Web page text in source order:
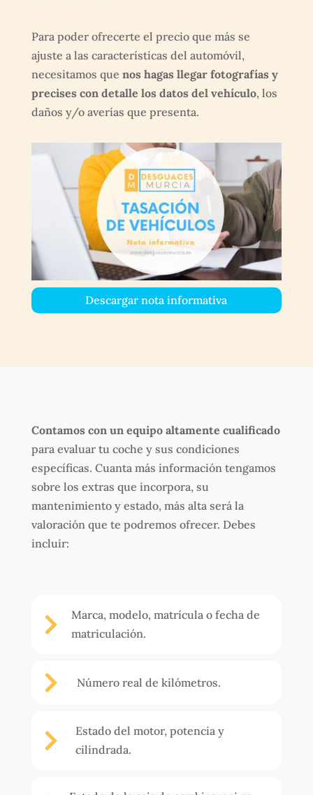
Para poder ofrecerte el precio que más se
ajuste a las características del automóvil,
necesitamos que nos hagas llegar fotografías y
precises con detalle los datos del vehículo, los
daños y/o averías que presenta.
Descargar nota informativa
Contamos con un equipo altamente cualificado
para evaluar tu coche y sus condiciones
específicas. Cuanta más información tengamos
sobre los extras que incorpora, su
mantenimiento y estado, más alta será la
valoración que te podremos ofrecer. Debes
incluir:

Marca, modelo, matrícula o fecha de
matriculación.
 Número real de kilómetros.

Estado del motor, potencia y
cilindrada.